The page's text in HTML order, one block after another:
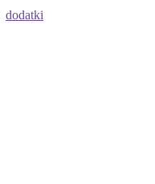
dodatki